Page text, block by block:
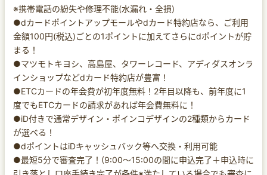
※携帯電話の紛失や修理不能(水漏れ・全損)
●dカードポイントアップモールやdカード特約店なら、ご利用
金額100円(税込)ごとの1ポイントに加えてさらにdポイントが貯
まる！
●マツモトキヨシ、高島屋、タワーレコード、アディダスオンラ
インショップなどdカード特約店が豊富！
●ETCカードの年会費が初年度無料！2年目以降も、前年度に1
度でもETCカードの請求があれば年会費無料に！
●iD付きで通常デザイン・ポインコデザインの2種類からカード
が選べる！
●dポイントはiDキャッシュバック等へ交換・利用可能
●最短5分で審査完了！(9:00～15:00の間に申込完了＋申込時に